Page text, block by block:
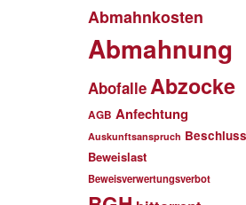
Abmahnkosten
Abmahnung
AbofalleAbzocke
AGB Anfechtung
Auskunftsanspruch Beschluss
Beweislast
Beweisverwertungsverbot